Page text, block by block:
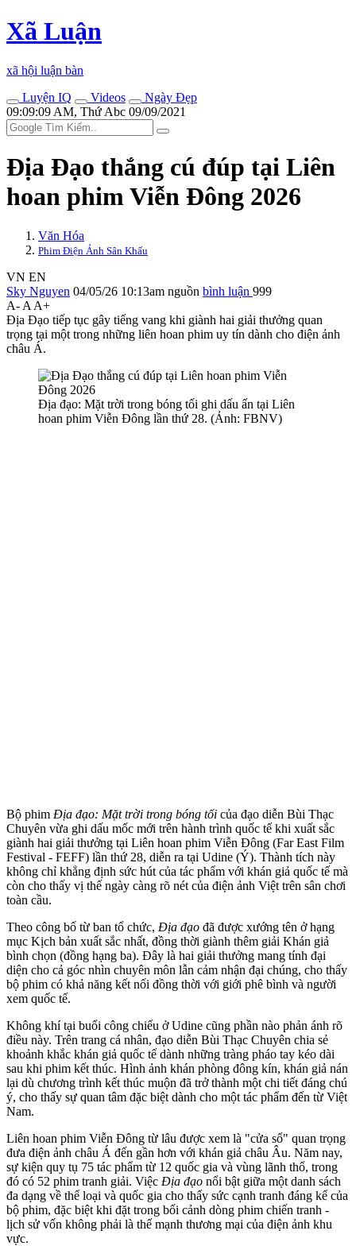
Xã Luận
xã hội luận bàn
Luyện IQ
Videos
Ngày Đẹp
09:09:09 AM, Thứ Abc 09/09/2021
Địa Đạo thắng cú đúp tại Liên
hoan phim Viễn Đông 2026
Văn Hóa
Phim Điện Ảnh Sân Khấu
VN EN
Sky Nguyen 04/05/26 10:13am nguồn bình luận 999
A- A A+
Địa Đạo tiếp tục gây tiếng vang khi giành hai giải thưởng quan
trọng tại một trong những liên hoan phim uy tín dành cho điện ảnh
châu Á.
Địa đạo: Mặt trời trong bóng tối ghi dấu ấn tại Liên
hoan phim Viễn Đông lần thứ 28. (Ảnh: FBNV)
Bộ phim Địa đạo: Mặt trời trong bóng tối của đạo diễn Bùi Thạc
Chuyên vừa ghi dấu mốc mới trên hành trình quốc tế khi xuất sắc
giành hai giải thưởng tại Liên hoan phim Viễn Đông (Far East Film
Festival - FEFF) lần thứ 28, diễn ra tại Udine (Ý). Thành tích này
không chỉ khẳng định sức hút của tác phẩm với khán giả quốc tế mà
còn cho thấy vị thế ngày càng rõ nét của điện ảnh Việt trên sân chơi
toàn cầu.
Theo công bố từ ban tổ chức, Địa đạo đã được xướng tên ở hạng
mục Kịch bản xuất sắc nhất, đồng thời giành thêm giải Khán giả
bình chọn (đồng hạng ba). Đây là hai giải thưởng mang tính đại
diện cho cả góc nhìn chuyên môn lẫn cảm nhận đại chúng, cho thấy
bộ phim có khả năng kết nối đồng thời với giới phê bình và người
xem quốc tế.
Không khí tại buổi công chiếu ở Udine cũng phần nào phản ánh rõ
điều này. Trên trang cá nhân, đạo diễn Bùi Thạc Chuyên chia sẻ
khoảnh khắc khán giả quốc tế dành những tràng pháo tay kéo dài
sau khi phim kết thúc. Hình ảnh khán phòng đông kín, khán giả nán
lại dù chương trình kết thúc muộn đã trở thành một chi tiết đáng chú
ý, cho thấy sự quan tâm đặc biệt dành cho một tác phẩm đến từ Việt
Nam.
Liên hoan phim Viễn Đông từ lâu được xem là "cửa sổ" quan trọng
đưa điện ảnh châu Á đến gần hơn với khán giả châu Âu. Năm nay,
sự kiện quy tụ 75 tác phẩm từ 12 quốc gia và vùng lãnh thổ, trong
đó có 52 phim tranh giải. Việc Địa đạo nổi bật giữa một danh sách
đa dạng về thể loại và quốc gia cho thấy sức cạnh tranh đáng kể của
bộ phim, đặc biệt khi đặt trong bối cảnh dòng phim chiến tranh -
lịch sử vốn không phải là thế mạnh thương mại của điện ảnh khu
vực.